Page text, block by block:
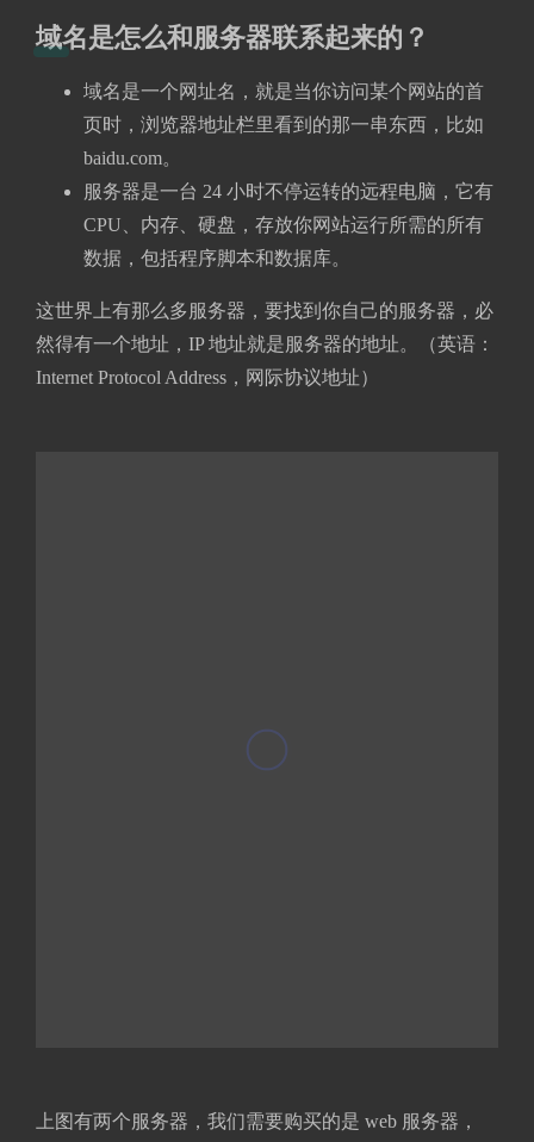
域名是怎么和服务器联系起来的？
域名是一个网址名，就是当你访问某个网站的首
页时，浏览器地址栏里看到的那一串东西，比如
baidu.com。
服务器是一台 24 小时不停运转的远程电脑，它有
CPU、内存、硬盘，存放你网站运行所需的所有
数据，包括程序脚本和数据库。
这世界上有那么多服务器，要找到你自己的服务器，必
然得有一个地址，IP 地址就是服务器的地址。（英语：
Internet Protocol Address，网际协议地址）
上图有两个服务器，我们需要购买的是 web 服务器，